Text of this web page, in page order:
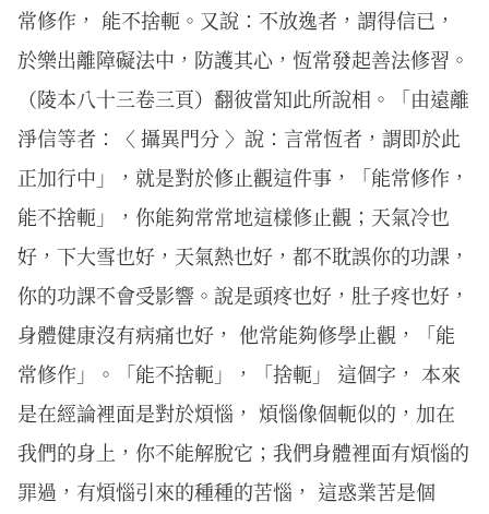
常修作， 能不捨軛。又說：不放逸者，謂得信已，
於樂出離障礙法中，防護其心，恆常發起善法修習。
（陵本八十三卷三頁）翻彼當知此所說相。「由遠離
淨信等者：〈 攝異門分 〉說：言常恆者，謂即於此
正加行中」，就是對於修止觀這件事，「能常修作，
能不捨軛」，你能夠常常地這樣修止觀；天氣冷也
好，下大雪也好，天氣熱也好，都不耽誤你的功課，
你的功課不會受影響。說是頭疼也好，肚子疼也好，
身體健康沒有病痛也好， 他常能夠修學止觀，「能
常修作」。「能不捨軛」，「捨軛」 這個字， 本來
是在經論裡面是對於煩惱， 煩惱像個軛似的，加在
我們的身上，你不能解脫它；我們身體裡面有煩惱的
罪過，有煩惱引來的種種的苦惱， 這惑業苦是個